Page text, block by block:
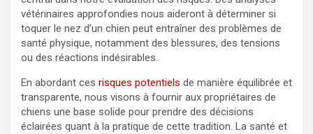
vétérinaires approfondies nous aideront à déterminer si
toquer le nez d’un chien peut entraîner des problèmes de
santé physique, notamment des blessures, des tensions
ou des réactions indésirables.
En abordant ces risques potentiels de manière équilibrée et
transparente, nous visons à fournir aux propriétaires de
chiens une base solide pour prendre des décisions
éclairées quant à la pratique de cette tradition. La santé et